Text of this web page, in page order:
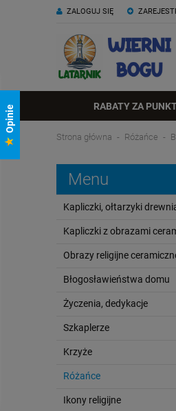
ZALOGUJ SIĘ
RABATY ZA
Strona główna Różańce
Menu
Kapliczki, ołtarzyki
Kapliczki z obrazami
Obrazy religijne
Błogosławieństwa domu
Życzenia, dedykacje
Szkaplerze
Krzyże
Różańce
Ikony religijne
Opinie